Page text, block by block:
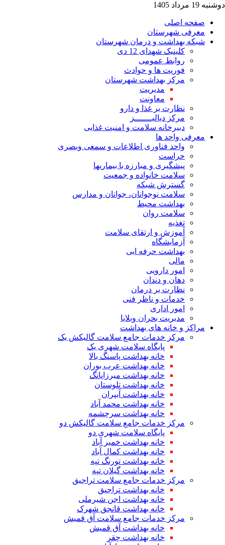
19 مرداد 1405
صفحه اصلی
معرفی شهرستان
شبکه بهداشت و درمان شهرستان
کلینیک شهدای 12 دی
روابط عمومی
فوریت ها و حوادث
مرکز بهداشت شهرستان
مدیریت
معاونت
نظارت بر غذا و دارو
مرکز دیالیـــــــز
دبیرخانه سلامت و امنیت غذایی
معرفی واحد ها
واحد فناوری اطلاعات و سمعی وبصری
حراست
پیشگیری و مبارزه با بیماریها
سلامت خانواده و جمعیت
گسترش شبکه
سلامت نوجوانان، جوانان و مدارس
بهداشت محیط
سلامت روان
تغذیه
آموزش و ارتقای سلامت
آزمایشگاه
بهداشت حرفه ایی
مالی
امور دارویی
دهان و دندان
نظارت بر درمان
خدمات و ناظر فنی
امور اداری
مدیریت بحران وبلایا
مراکز و خانه های بهداشت
مرکز خدمات جامع سلامت گالیکش یک
پایگاه سلامت شهری یک
خانه بهداشت پاسنگ بالا
خانه بهداشت عرب بوران
خانه بهداشت میرزاپانگ
خانه بهداشت تلوستان
خانه بهداشت آبپران
خانه بهداشت محمد آباد
خانه بهداشت سرچشمه
مرکز خدمات جامع سلامت گالیکش دو
پایگاه سلامت شهری دو
خانه بهداشت خمبر آباد
خانه بهداشت کمال آباد
خانه بهداشت تورنگ تپه
خانه بهداشت گیلان تپه
مرکز خدمات جامع سلامت تراجیق
خانه بهداشت تراجیق
خانه بهداشت اجن شیرملی
خانه بهداشت قانجق شهرک
مرکز خدمات جامع سلامت آق قمیش
خانه بهداشت آق قمیش
خانه بهداشت چقر